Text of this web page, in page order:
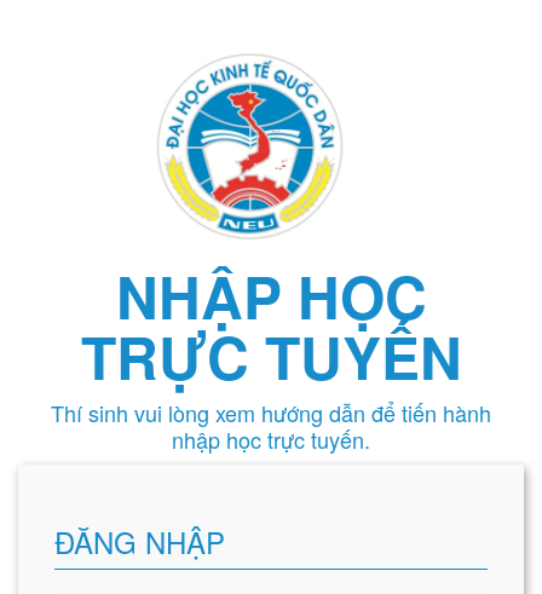
NHẬP HỌC
TRỰC TUYẾN
Thí sinh vui lòng xem hướng dẫn để tiến hành
nhập học trực tuyến.
ĐĂNG NHẬP